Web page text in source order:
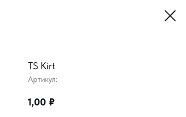
TS Kirt
Артикул:
1,00 ₽